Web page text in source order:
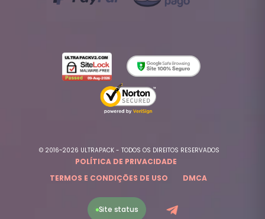
© 2016~2026 ULTRAPACK - TODOS OS DIREITOS RESERVADOS
POLÍTICA DE PRIVACIDADE
TERMOS E CONDIÇÕES DE USO
DMCA
Site status